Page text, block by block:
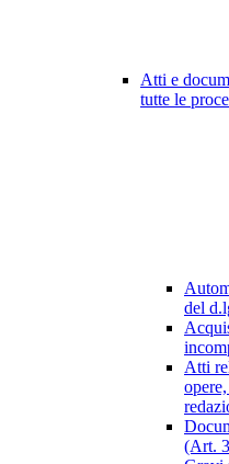
Atti e
tutte le
del
Atti
(Art.